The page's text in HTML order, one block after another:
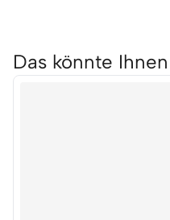
Das könnte